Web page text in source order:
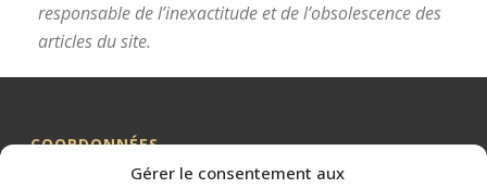
Gérer le consentement aux
responsable de l’inexactitude et de l’obsolescence des
articles du site.
COORDONNÉES
Me BILLION-PORTE